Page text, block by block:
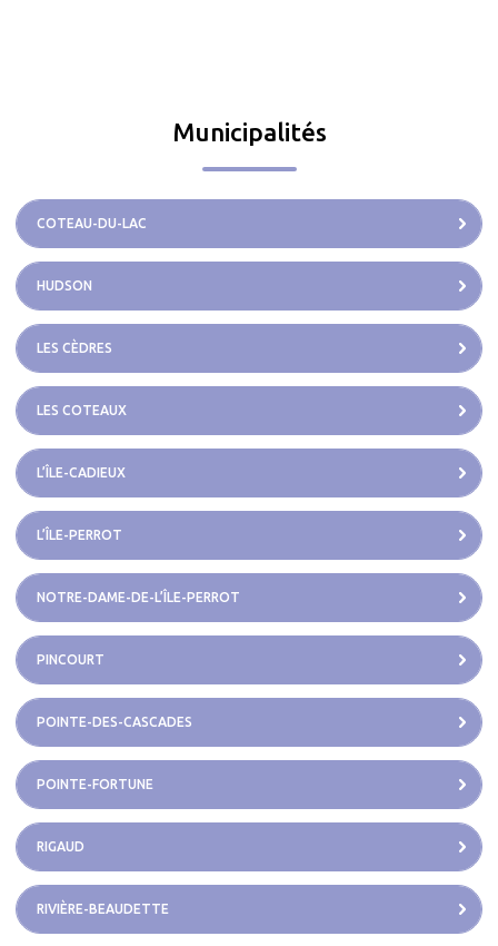
Municipalités
COTEAU-DU-LAC
HUDSON
LES CÈDRES
LES COTEAUX
L’ÎLE-CADIEUX
L’ÎLE-PERROT
NOTRE-DAME-DE-L’ÎLE-PERROT
PINCOURT
POINTE-DES-CASCADES
POINTE-FORTUNE
RIGAUD
RIVIÈRE-BEAUDETTE